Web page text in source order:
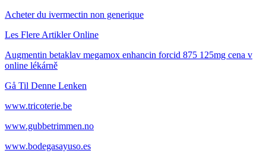
Acheter du ivermectin non generique
Les Flere Artikler Online
Augmentin betaklav megamox enhancin forcid 875 125mg cena v
online lékárně
Gå Til Denne Lenken
www.tricoterie.be
www.gubbetrimmen.no
www.bodegasayuso.es